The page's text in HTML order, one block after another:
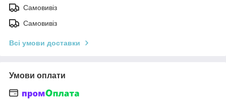
Самовивіз
Самовивіз
Всі умови доставки
Умови оплати